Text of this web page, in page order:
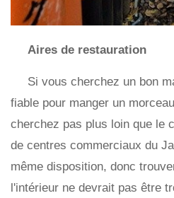
Aires de restauration
Si vous cherchez un bon
fiable pour manger un
cherchez pas plus loin que le
de centres commerciaux du
même disposition, donc
l'intérieur ne devrait pas être